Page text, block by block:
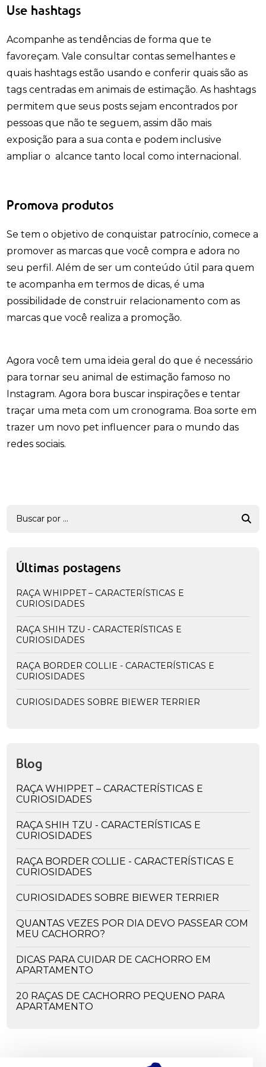
Use hashtags
Acompanhe as tendências de forma que te
favoreçam. Vale consultar contas semelhantes e
quais hashtags estão usando e conferir quais são as
tags centradas em animais de estimação. As hashtags
permitem que seus posts sejam encontrados por
pessoas que não te seguem, assim dão mais
exposição para a sua conta e podem inclusive
ampliar o alcance tanto local como internacional.
Promova produtos
Se tem o objetivo de conquistar patrocínio, comece a
promover as marcas que você compra e adora no
seu perfil. Além de ser um conteúdo útil para quem
te acompanha em termos de dicas, é uma
possibilidade de construir relacionamento com as
marcas que você realiza a promoção.
Agora você tem uma ideia geral do que é necessário
para tornar seu animal de estimação famoso no
Instagram. Agora bora buscar inspirações e tentar
traçar uma meta com um cronograma. Boa sorte em
trazer um novo pet influencer para o mundo das
redes sociais.
Últimas postagens
RAÇA WHIPPET – CARACTERÍSTICAS E
CURIOSIDADES
RAÇA SHIH TZU - CARACTERÍSTICAS E
CURIOSIDADES
RAÇA BORDER COLLIE - CARACTERÍSTICAS E
CURIOSIDADES
CURIOSIDADES SOBRE BIEWER TERRIER
Blog
RAÇA WHIPPET – CARACTERÍSTICAS E
CURIOSIDADES
RAÇA SHIH TZU - CARACTERÍSTICAS E
CURIOSIDADES
RAÇA BORDER COLLIE - CARACTERÍSTICAS E
CURIOSIDADES
CURIOSIDADES SOBRE BIEWER TERRIER
QUANTAS VEZES POR DIA DEVO PASSEAR COM
MEU CACHORRO?
DICAS PARA CUIDAR DE CACHORRO EM
APARTAMENTO
20 RAÇAS DE CACHORRO PEQUENO PARA
APARTAMENTO